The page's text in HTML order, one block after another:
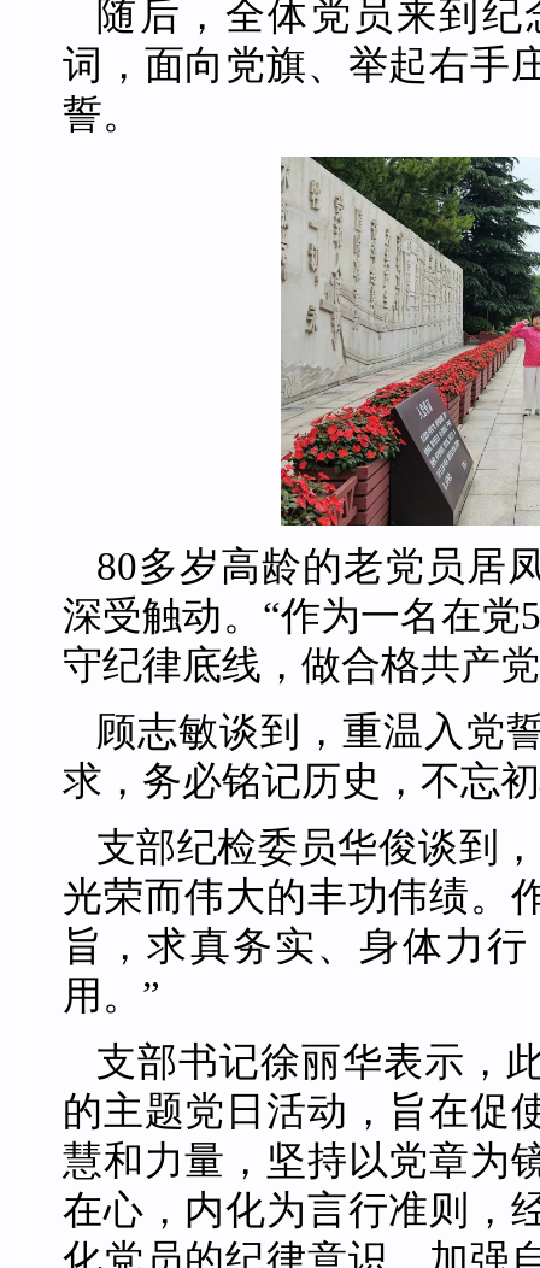
随后，全体党员来到
词，面向党旗、举起右手
誓。
80多岁高龄的老党员居
深受触动。“作为一名在
守纪律底线，做合格共产
顾志敏谈到，重温入党
求，务必铭记历史，不忘
支部纪检委员华俊谈到
光荣而伟大的丰功伟绩。
旨，求真务实、身体力
用。”
支部书记徐丽华表示，
的主题党日活动，旨在促
慧和力量，坚持以党章为
在心，内化为言行准则，